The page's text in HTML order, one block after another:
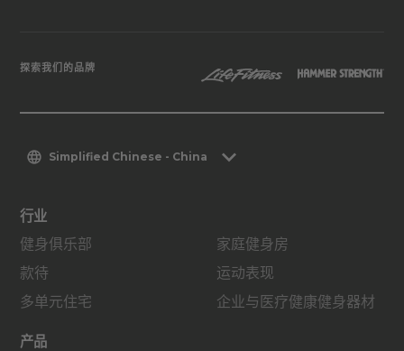
探索我们的品牌
Simplified Chinese - China
行业
健身俱乐部
款待
多单元住宅
家庭健身房
运动表现
企业与医疗健康健身器材
产品